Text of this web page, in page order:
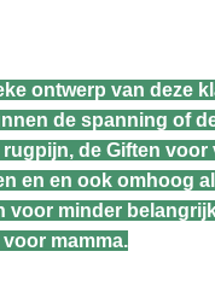
ontwerp van deze
de spanning of
de Giften
en en ook omhoog
voor minder
mamma.